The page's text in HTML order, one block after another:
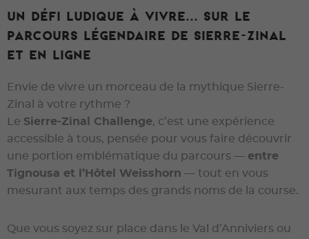
Un défi ludique à vivre… sur le
parcours légendaire de sierre-zinal
et en ligne
Envie de vivre un morceau de la mythique Sierre-
Zinal à votre rythme ?
Le Sierre-Zinal Challenge, c’est une expérience
accessible à tous, pensée pour vous faire découvrir
une portion emblématique du parcours — entre
Tignousa et l’Hôtel Weisshorn — tout en vous
mesurant aux temps des grands noms de la course.
Que vous soyez sur place dans le Val d’Anniviers ou